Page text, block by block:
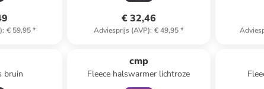
: € 59,95*
€ 32,46
Adviesprijs (AVP): € 49,95*
bruin
cmp
Fleece halswarmer lichtroze